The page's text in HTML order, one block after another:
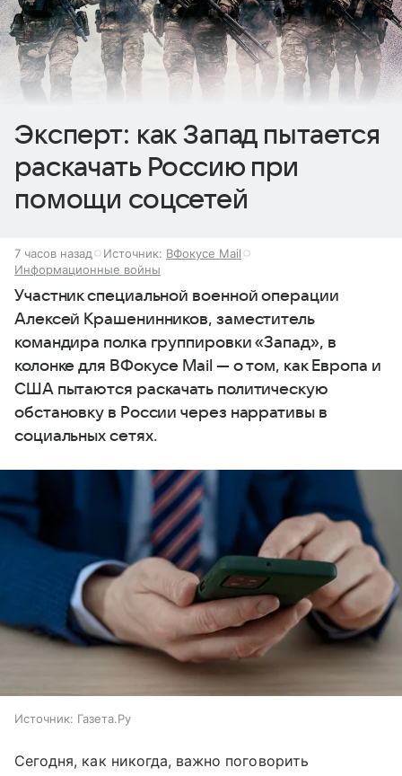
Эксперт: как Запад пытается
раскачать Россию при
помощи соцсетей
7 часов назад Источник: ВФокусе Mail
Информационные войны
Участник специальной военной операции
Алексей Крашенинников, заместитель
командира полка группировки «Запад», в
колонке для ВФокусе Mail — о том, как Европа и
США пытаются раскачать политическую
обстановку в России через нарративы в
социальных сетях.
Источник: Газета.Ру
Сегодня, как никогда, важно поговорить